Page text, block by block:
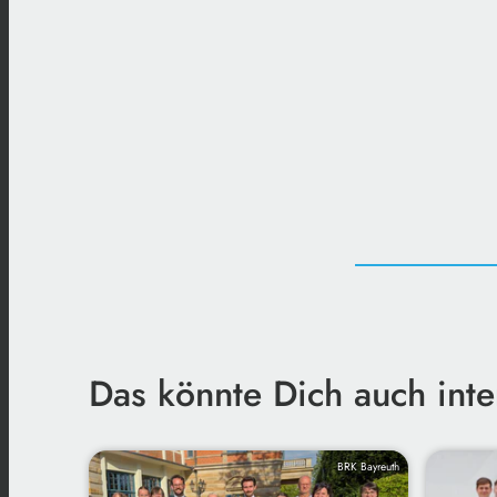
Das könnte Dich auch
BRK Bayreuth